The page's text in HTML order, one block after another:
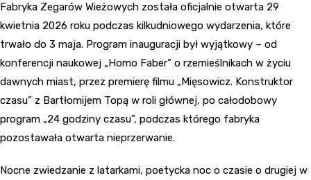
Fabryka Zegarów Wieżowych została oficjalnie otwarta 29
kwietnia 2026 roku podczas kilkudniowego wydarzenia, które
trwało do 3 maja. Program inauguracji był wyjątkowy – od
konferencji naukowej „Homo Faber” o rzemieślnikach w życiu
dawnych miast, przez premierę filmu „Mięsowicz. Konstruktor
czasu” z Bartłomijem Topą w roli głównej, po całodobowy
program „24 godziny czasu”, podczas którego fabryka
pozostawała otwarta nieprzerwanie.
Nocne zwiedzanie z latarkami, poetycka noc o czasie o drugiej w